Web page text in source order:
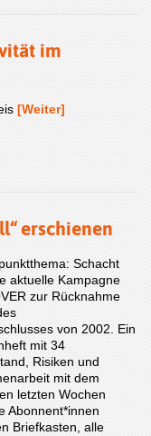
im
[Weiter]
erschienen
Schacht
aktuelle Kampagne
zur Rücknahme
von 2002. Ein
mit 34
Risiken und
mit dem
letzten Wochen
Abonnent*innen
Briefkasten, alle